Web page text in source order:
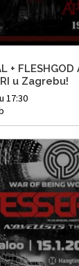
+ FLESHGOD
u Zagrebu!
17:30